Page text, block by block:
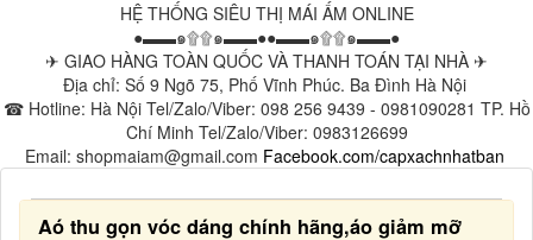
HỆ THỐNG SIÊU THỊ MÁI ẤM ONLINE
●▬▬๑۩۩๑▬▬●●▬▬๑۩۩๑▬▬●
✈ GIAO HÀNG TOÀN QUỐC VÀ THANH TOÁN TẠI NHÀ ✈
Địa chỉ: Số 9 Ngõ 75, Phố Vĩnh Phúc. Ba Đình Hà Nội
☎ Hotline: Hà Nội Tel/Zalo/Viber: 098 256 9439 - 0981090281 TP. Hồ
Chí Minh Tel/Zalo/Viber: 0983126699
Email: shopmaiam@gmail.com Facebook.com/capxachnhatban
Aó thu gọn vóc dáng chính hãng,áo giảm mỡ